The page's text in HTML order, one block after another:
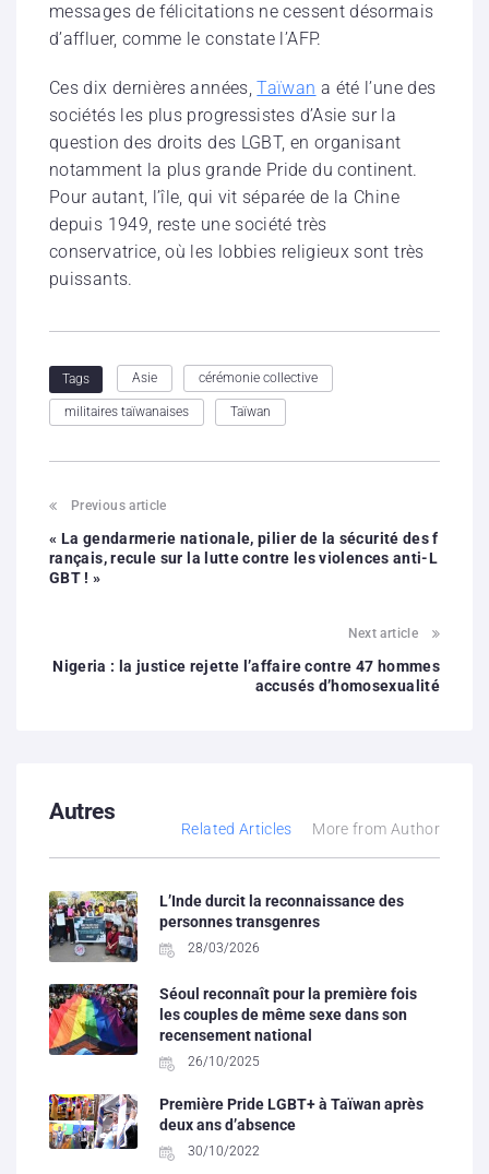
messages de félicitations ne cessent désormais
d’affluer, comme le constate l’AFP.
Ces dix dernières années,Taïwan a été l’une des
sociétés les plus progressistes d’Asie sur la
question des droits des LGBT, en organisant
notamment la plus grande Pride du continent.
Pour autant, l’île, qui vit séparée de la Chine
depuis 1949, reste une société très
conservatrice, où les lobbies religieux sont très
puissants.
Tags Asie cérémonie collective
militaires taïwanaises Taïwan
Previous article
« La gendarmerie nationale, pilier de la sécurité des f
rançais, recule sur la lutte contre les violences anti-L
GBT ! »
Next article
Nigeria : la justice rejette l’affaire contre 47 hommes
accusés d’homosexualité
Autres
Related Articles More from Author
L’Inde durcit la reconnaissance des
personnes transgenres
28/03/2026
Séoul reconnaît pour la première fois
les couples de même sexe dans son
recensement national
26/10/2025
Première Pride LGBT+ à Taïwan après
deux ans d’absence
30/10/2022